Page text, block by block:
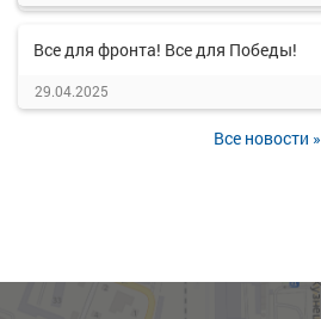
Все для фронта! Все для Победы!
29.04.2025
Все новости »